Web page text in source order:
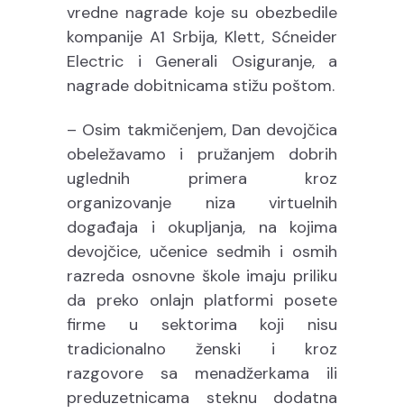
vredne nagrade koje su obezbedile
kompanije A1 Srbija, Klett, Sćneider
Electric i Generali Osiguranje, a
nagrade dobitnicama stižu poštom.
– Osim takmičenjem, Dan devojčica
obeležavamo i pružanjem dobrih
uglednih primera kroz
organizovanje niza virtuelnih
događaja i okupljanja, na kojima
devojčice, učenice sedmih i osmih
razreda osnovne škole imaju priliku
da preko onlajn platformi posete
firme u sektorima koji nisu
tradicionalno ženski i kroz
razgovore sa menadžerkama ili
preduzetnicama steknu dodatna